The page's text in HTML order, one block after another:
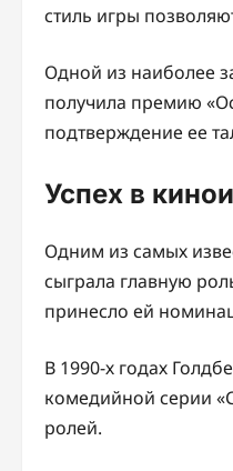
стиль игры
Одной из наиболее
получила премию
подтверждение ее
Успех в
Одним из самых
сыграла главную
принесло ей
В 1990-х годах
комедийной серии
ролей.